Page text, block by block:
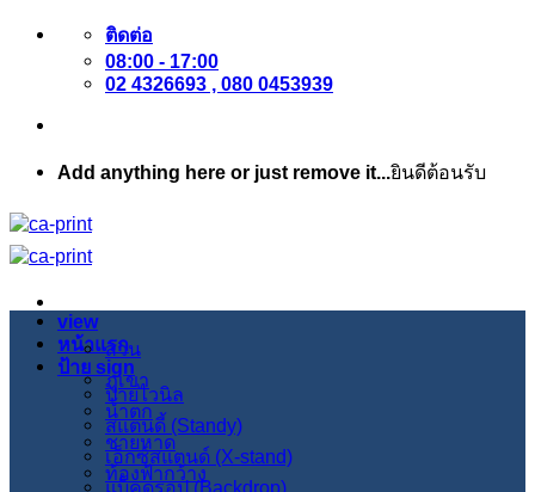
ข้าม
เนื้อหา
ติดต่อ
08:00 - 17:00
02 4326693 , 080 0453939
Add anything here or just remove it...ยินดีต้อนรับ
หน้าแรก
ป้าย sign
ป้ายไวนิล
สแตนดี้ (Standy)
เอ็กซ์สแตนด์ (X-stand)
แบ็คดรอป (Backdrop)
view
สวน
ภูเขา
น้ำตก
ชายหาด
ท้องฟ้ากว้าง